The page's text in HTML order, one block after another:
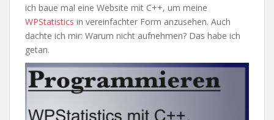
ich baue mal eine Website mit C++, um meine
WPStatistics in vereinfachter Form anzusehen. Auch
dachte ich mir: Warum nicht aufnehmen? Das habe ich
getan.